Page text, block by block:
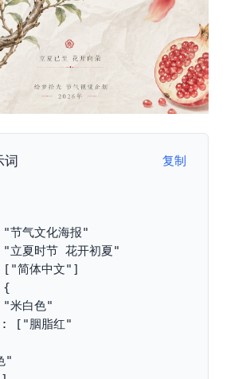
词 复制
气文化海报"
夏时节 花开初夏"
简体中文"]
{
米白色"
["胭脂红"
"